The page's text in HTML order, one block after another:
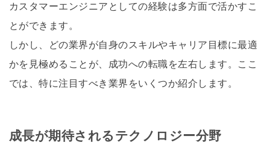
カスタマーエンジニアとしての経験は多方面で活かすこ
とができます。
しかし、どの業界が自身のスキルやキャリア目標に最適
かを見極めることが、成功への転職を左右します。ここ
では、特に注目すべき業界をいくつか紹介します。
成長が期待されるテクノロジー分野